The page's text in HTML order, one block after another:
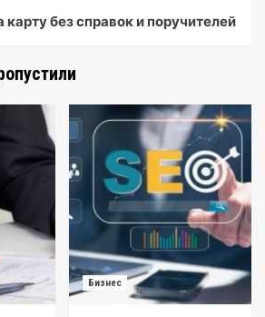
без справок и поручителей
Бизнес